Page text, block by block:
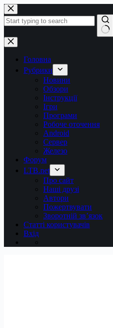
Перейти
до
вмісту
Немає
результатів
Головна
Рубрики
Новини
Обзори
Інструкції
Ігри
Програми
Робоче оточення
Android
Сервер
Железо
Форум
LTB.net
Про сайт
Наші друзі
Автори
Пожертвувати
Зворотній зв’язок
Статті користувачів
Вхід